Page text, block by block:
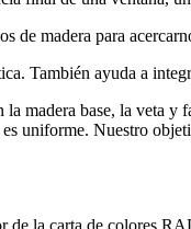
de madera para
También ayuda a
la madera base, la veta
uniforme. Nuestro